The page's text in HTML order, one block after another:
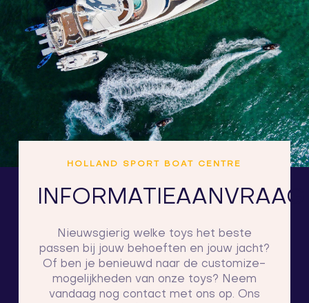
HOLLAND SPORT BOAT CENTRE
INFORMATIEAANVRAAG
Nieuwsgierig welke toys het beste
passen bij jouw behoeften en jouw jacht?
Of ben je benieuwd naar de customize-
mogelijkheden van onze toys? Neem
vandaag nog contact met ons op. Ons